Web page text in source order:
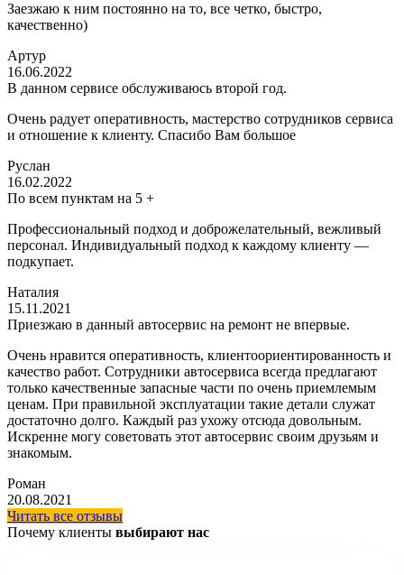
Заезжаю к ним постоянно на то, все четко, быстро,
качественно)
Артур
16.06.2022
В данном сервисе обслуживаюсь второй год.
Очень радует оперативность, мастерство сотрудников сервиса
и отношение к клиенту. Спасибо Вам большое
Руслан
16.02.2022
По всем пунктам на 5 +
Профессиональный подход и доброжелательный, вежливый
персонал. Индивидуальный подход к каждому клиенту —
подкупает.
Наталия
15.11.2021
Приезжаю в данный автосервис на ремонт не впервые.
Очень нравится оперативность, клиентоориентированность и
качество работ. Сотрудники автосервиса всегда предлагают
только качественные запасные части по очень приемлемым
ценам. При правильной эксплуатации такие детали служат
достаточно долго. Каждый раз ухожу отсюда довольным.
Искренне могу советовать этот автосервис своим друзьям и
знакомым.
Роман
20.08.2021
Читать все отзывы
Почему клиенты выбирают нас